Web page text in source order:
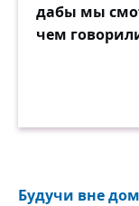
дабы мы
чем
Будучи вне